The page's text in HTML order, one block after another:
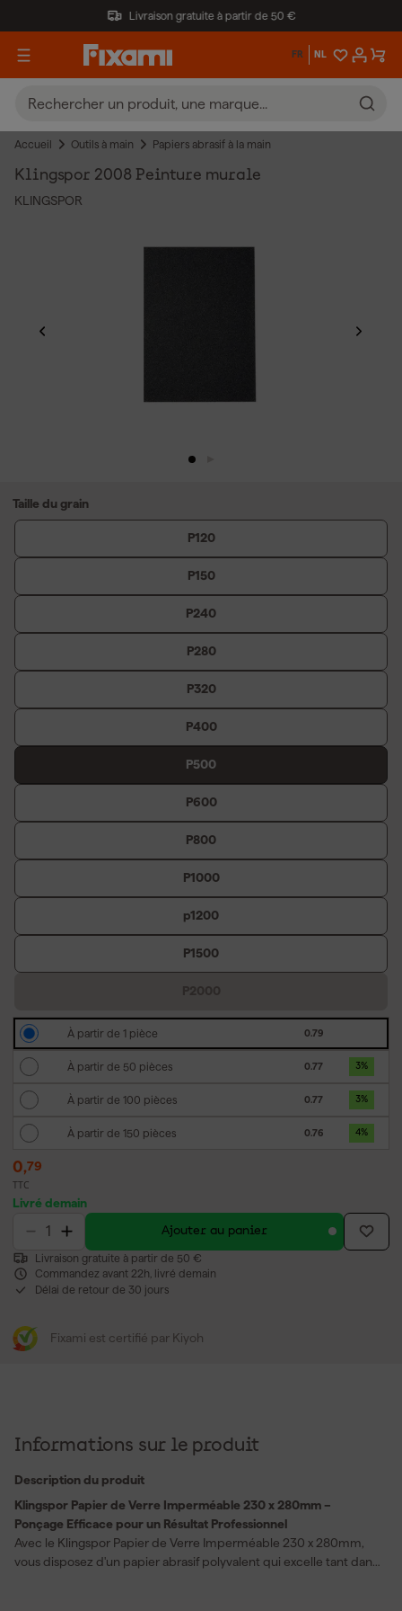
Livraison gratuite à partir de 50 €
FR NL
Accueil Outils à main Papiers abrasif à la main
Klingspor 2008 Peinture murale
KLINGSPOR
Taille du grain
P120
P150
P240
P280
P320
P400
P500
P600
P800
P1000
p1200
P1500
À partir de 1 pièce 0.79
À partir de 50 pièces 0.77 3%
À partir de 100 pièces 0.77 3%
À partir de 150 pièces 0.76 4%
0,79
TTC
Livré demain
Ajouter au panier
Livraison gratuite à partir de 50 €
Commandez avant 22h, livré demain
Délai de retour de 30 jours
Fixami est certifié par Kiyoh
Informations sur le produit
Description du produit
Klingspor Papier de Verre Imperméable 230 x 280mm –
Ponçage Efficace pour un Résultat Professionnel
Avec le Klingspor Papier de Verre Imperméable 230 x 280mm,
vous disposez d'un papier abrasif polyvalent qui excelle tant dans